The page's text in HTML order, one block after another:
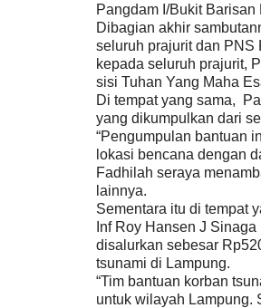
Pangdam I/Bukit
Dibagian akhir
seluruh prajurit dan PNS
kepada seluruh prajurit,
sisi Tuhan Yang Maha
Di tempat yang sama,
yang dikumpulkan dari
“Pengumpulan bantuan
lokasi bencana dengan
Fadhilah seraya
lainnya.
Sementara itu di tempat
Inf Roy Hansen J
disalurkan sebesar
tsunami di Lampung.
“Tim bantuan korban
untuk wilayah Lampung.